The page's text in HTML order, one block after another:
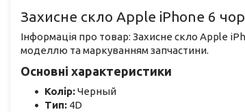
Захисне скло Apple iPhone 6
Інформація про товар: Захисне скло Apple
моделлю та маркуванням запчастини.
Основні характеристики
Колір:Черный
Тип: 4D